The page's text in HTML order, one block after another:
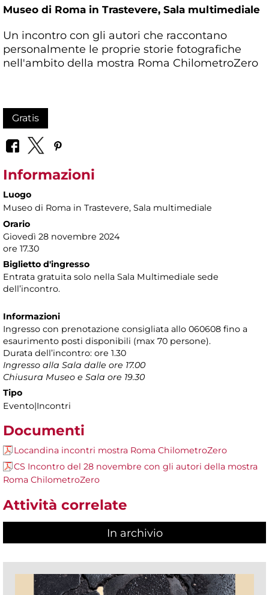
Museo di Roma in Trastevere, Sala multimediale
Un incontro con gli autori che raccontano
personalmente le proprie storie fotografiche
nell'ambito della mostra Roma ChilometroZero
Gratis
Informazioni
Luogo
Museo di Roma in Trastevere, Sala multimediale
Orario
Giovedì 28 novembre 2024
ore 17.30
Biglietto d'ingresso
Entrata gratuita solo nella Sala Multimediale sede
dell’incontro.
Informazioni
Ingresso con prenotazione consigliata allo 060608 fino a
esaurimento posti disponibili (max 70 persone).
Durata dell’incontro: ore 1.30
Ingresso alla Sala dalle ore 17.00
Chiusura Museo e Sala ore 19.30
Tipo
Evento|Incontri
Documenti
Locandina incontri mostra Roma ChilometroZero
CS Incontro del 28 novembre con gli autori della mostra
Roma ChilometroZero
Attività correlate
In archivio